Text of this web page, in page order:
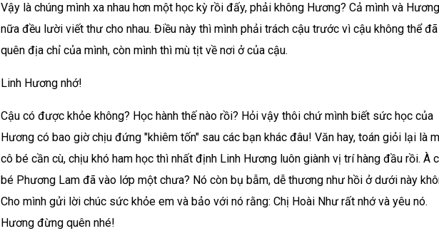
Vậy là chúng mình xa nhau hơn một học kỳ rồi đấy, phải không Hương? Cả mình và Hương
nữa đều lười viết thư cho nhau. Điều này thì mình phải trách cậu trước vì cậu không thể đã
quên địa chỉ của mình, còn mình thì mù tịt về nơi ở của cậu.
Linh Hương nhớ!
Cậu có được khỏe không? Học hành thế nào rồi? Hỏi vậy thôi chứ mình biết sức học của
Hương có bao giờ chịu đứng "khiêm tốn" sau các bạn khác đâu! Văn hay, toán giỏi lại là
cô bé cần cù, chịu khó ham học thì nhất định Linh Hương luôn giành vị trí hàng đầu rồi. À
bé Phương Lam đã vào lớp một chưa? Nó còn bụ bẫm, dễ thương như hồi ở dưới này
Cho mình gửi lời chúc sức khỏe em và bảo với nó rằng: Chị Hoài Như rất nhớ và yêu nó.
Hương đừng quên nhé!